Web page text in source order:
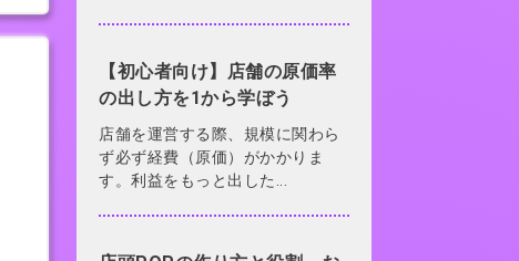
【初心者向け】店舗の原価率
の出し方を1から学ぼう
店舗を運営する際、規模に関わら
ず必ず経費（原価）がかかりま
す。利益をもっと出した...